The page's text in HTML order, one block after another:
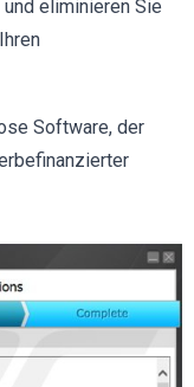
eliminieren Sie
Software, der